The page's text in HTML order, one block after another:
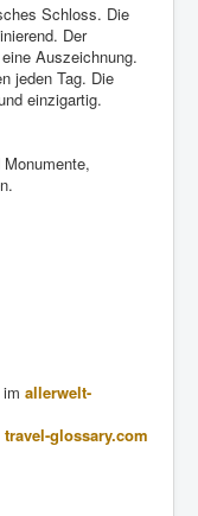
Schloss. Die
Der
Auszeichnung.
jeden Tag. Die
einzigartig.
im allerwelt-
travel-glossary.com